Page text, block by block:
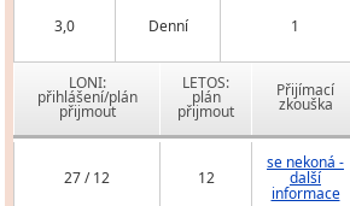
3,0 Denní 1
LONI:
přihlášení/plán
přijmout
LETOS:
plán
přijmout
Přijímací
zkouška
27 / 12 12
se nekoná -
další
informace